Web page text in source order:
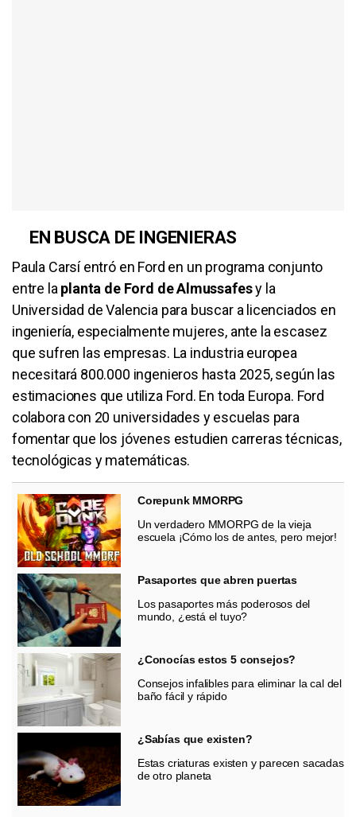
EN BUSCA DE INGENIERAS
Paula Carsí entró en Ford en un programa conjunto
entre la planta de Ford de Almussafesy la
Universidad de Valencia para buscar a licenciados en
ingeniería, especialmente mujeres, ante la escasez
que sufren las empresas. La industria europea
necesitará 800.000 ingenieros hasta 2025, según las
estimaciones que utiliza Ford. En toda Europa. Ford
colabora con 20 universidades y escuelas para
fomentar que los jóvenes estudien carreras técnicas,
tecnológicas y matemáticas.
Corepunk MMORPG
Un verdadero MMORPG de la vieja
escuela ¡Cómo los de antes, pero mejor!
Pasaportes que abren puertas
Los pasaportes más poderosos del
mundo, ¿está el tuyo?
¿Conocías estos 5 consejos?
Consejos infalibles para eliminar la cal del
baño fácil y rápido
¿Sabías que existen?
Estas criaturas existen y parecen sacadas
de otro planeta